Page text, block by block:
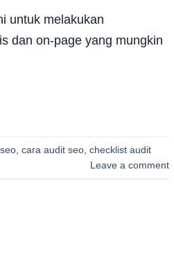
untuk melakukan
dan on-page yang mungkin
cara audit seo checklist audit
Leave a comment